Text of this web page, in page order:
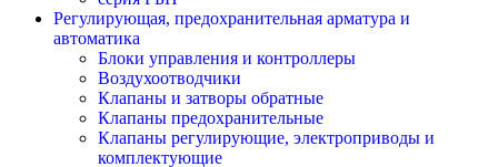
Регулирующая, предохранительная арматура и
автоматика
Блоки управления и контроллеры
Воздухоотводчики
Клапаны и затворы обратные
Клапаны предохранительные
Клапаны регулирующие, электроприводы и
комплектующие